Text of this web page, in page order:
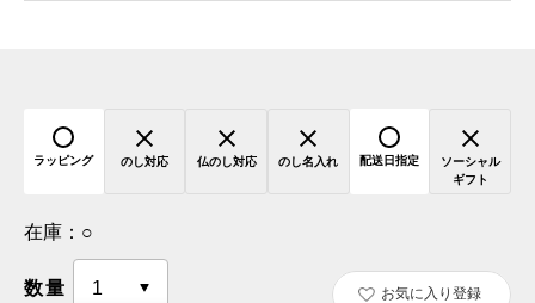
ラッピング のし対応 仏のし対応 のし名入れ 配送日指定
ソーシャル
ギフト
在庫： ○
数量 お気に入り登録